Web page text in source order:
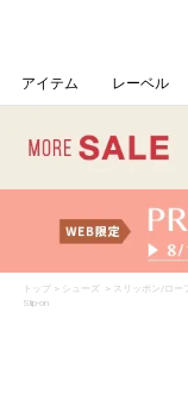
アイテム レーベル
トップ > シューズ > スリッポン/ロー
Slip-on